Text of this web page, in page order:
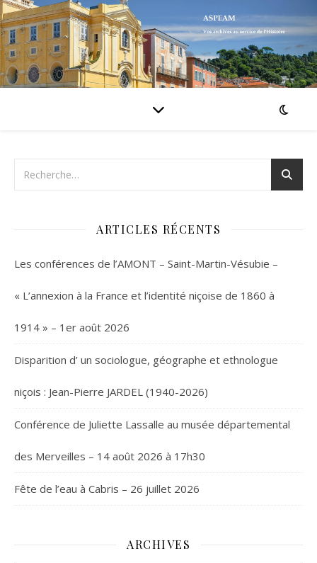
ARTICLES RÉCENTS
Les conférences de l’AMONT – Saint-Martin-Vésubie –
« L’annexion à la France et l’identité niçoise de 1860 à
1914 » – 1er août 2026
Disparition d’ un sociologue, géographe et ethnologue
niçois : Jean-Pierre JARDEL (1940-2026)
Conférence de Juliette Lassalle au musée départemental
des Merveilles – 14 août 2026 à 17h30
Fête de l’eau à Cabris – 26 juillet 2026
ARCHIVES